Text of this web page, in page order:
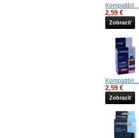
Kompatibil...
2,59 €
Zobraziť
Kompatibil...
2,59 €
Zobraziť